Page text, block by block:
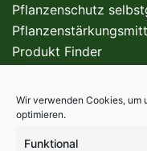
Wir verwenden Cookies, um
optimieren.
Funktional
Pflanzenschutz
Produkt Finder
FÜR DEN PROFI